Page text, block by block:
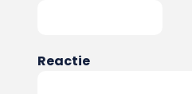
Reactie